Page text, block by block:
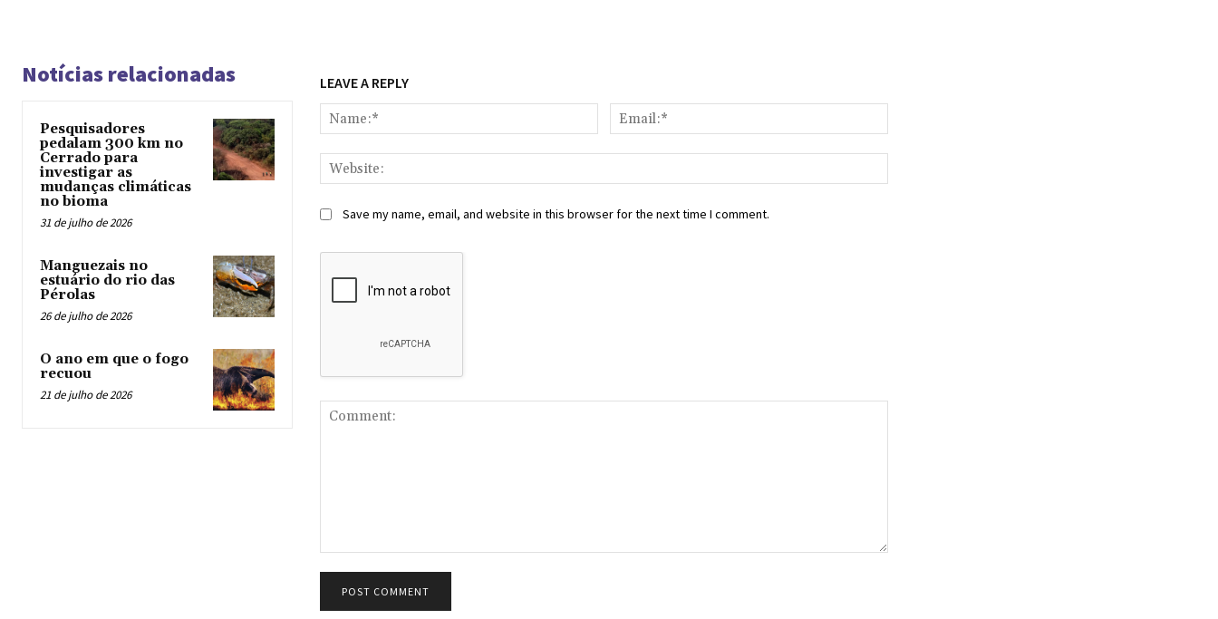
Notícias relacionadas
Pesquisadores
pedalam 300 km no
Cerrado para
investigar as
mudanças climáticas
no bioma
31 de julho de 2026
Manguezais no
estuário do rio das
Pérolas
26 de julho de 2026
O ano em que o fogo
recuou
21 de julho de 2026
LEAVE A REPLY
Name:*
Save my name, email, and website in this browser for the next time I comment.